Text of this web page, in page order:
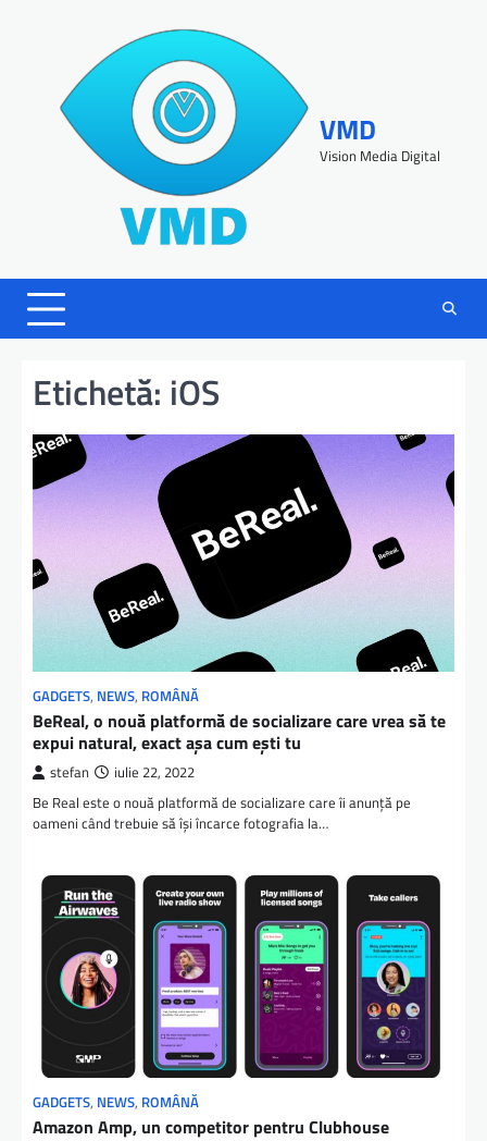
VMD
Vision Media Digital
Etichetă: iOS
GADGETS, NEWS, ROMÂNĂ
BeReal, o nouă platformă de socializare care vrea să te
expui natural, exact așa cum ești tu
stefan iulie 22, 2022
Be Real este o nouă platformă de socializare care îi anunță pe
oameni când trebuie să își încarce fotografia la…
GADGETS, NEWS, ROMÂNĂ
Amazon Amp, un competitor pentru Clubhouse